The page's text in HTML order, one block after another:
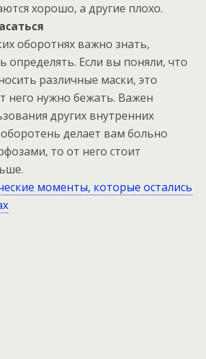
хорошо, а другие плохо.
оборотнях важно знать,
определять. Если вы поняли, что
различные маски, это
него нужно бежать. Важен
других внутренних
делает вам больно
то от него стоит
моменты, которые остались